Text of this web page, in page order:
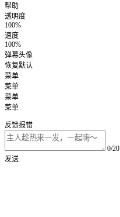
帮助
透明度
100%
速度
100%
弹幕头像
恢复默认
菜单
菜单
菜单
菜单
反馈报错
0/20
发送